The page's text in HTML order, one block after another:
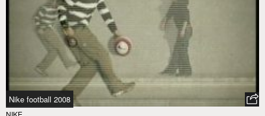
Nike football 2008